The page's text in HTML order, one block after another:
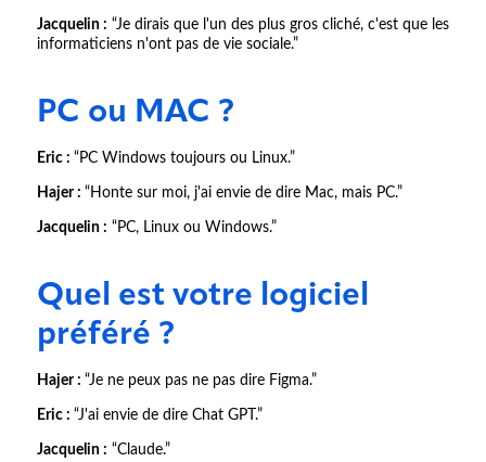
Jacquelin : “Je dirais que l'un des plus gros cliché, c'est que les
informaticiens n'ont pas de vie sociale.”
PC ou MAC ?
Eric : “PC Windows toujours ou Linux.”
Hajer : “Honte sur moi, j'ai envie de dire Mac, mais PC.”
Jacquelin : “PC, Linux ou Windows.”
Quel est votre logiciel
préféré ?
Hajer : “Je ne peux pas ne pas dire Figma.”
Eric : “J'ai envie de dire Chat GPT.”
Jacquelin : “Claude.”